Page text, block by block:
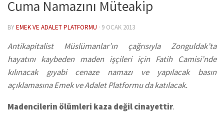
Cuma Namazını Müteakip
BYEMEK VE ADALET PLATFORMU · 9 OCAK 2013
Antikapitalist Müslümanlar’ın çağrısıyla Zonguldak’ta
hayatını kaybeden maden işçileri için Fatih Camisi’nde
kılınacak gıyabi cenaze namazı ve yapılacak basın
açıklamasına Emek ve Adalet Platformu da katılacak.
Madencilerin ölümleri kaza değil cinayettir.